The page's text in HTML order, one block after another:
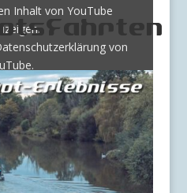
Inhalt von YouTube
von
.
immer anzeigen
für CafeGlobal“ direkt öffnen